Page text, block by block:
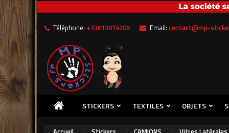
Téléphone: +33613814206 Email: contact@mp-
STICKERS TEXTILES OBJETS